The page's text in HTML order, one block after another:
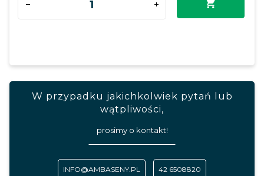
W przypadku jakichkolwiek pytań lub
wątpliwości,
prosimy o kontakt!
INFO@AMBASENY.PL 42 6508820